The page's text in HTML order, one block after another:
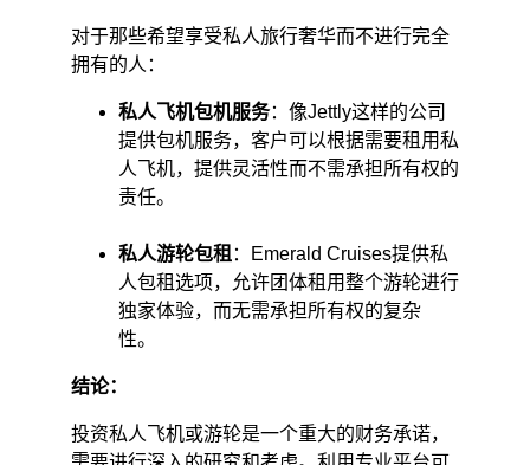
对于那些希望享受私人旅行奢华而不进行完全
拥有的人：
私人飞机包机服务：像Jettly这样的公司
提供包机服务，客户可以根据需要租用私
人飞机，提供灵活性而不需承担所有权的
责任。 ​
私人游轮包租 ：Emerald Cruises提供私
人包租选项，允许团体租用整个游轮进行
独家体验，而无需承担所有权的复杂
性。 ​
结论：
投资私人飞机或游轮是一个重大的财务承诺，